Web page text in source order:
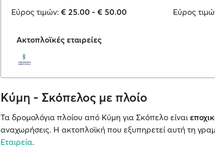
Εύρος τιμών: € 25.00 - € 50.00
Εύρος
Ακτοπλοϊκές εταιρείες
Κύμη - Σκόπελος με πλοίο
Τα δρομολόγια πλοίου από Κύμη για Σκόπελο είναι
αναχωρήσεις. Η ακτοπλοϊκή που εξυπηρετεί αυτή τη
Εταιρεία.